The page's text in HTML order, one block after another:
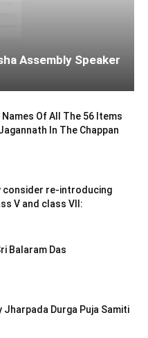
Assembly Speaker
Names Of All The 56 Items
In The Chappan
consider re-introducing
V and class VII:
Balaram Das
Jharpada Durga Puja Samiti